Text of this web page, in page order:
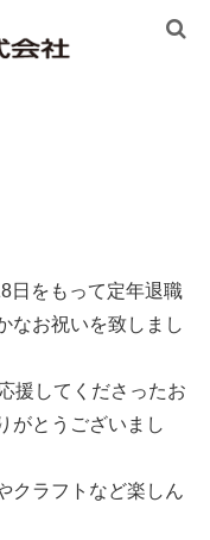
日をもって定年退職
なお祝いを致しまし
援してくださったお
がとうございまし
クラフトなど楽しん